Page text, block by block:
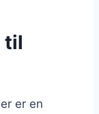
til
er en